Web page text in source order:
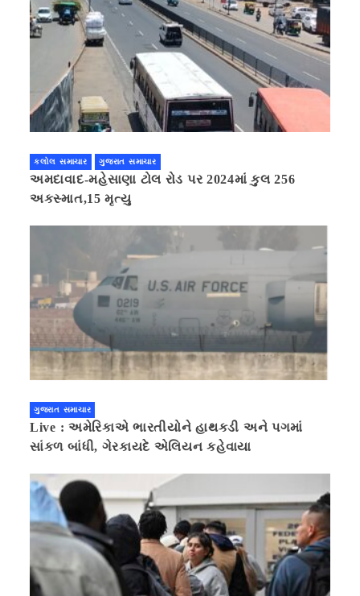
કલોલ સમાચાર ગુજરાત સમાચાર
અમદાવાદ-મહેસાણા ટોલ રોડ પર 2024માં કુલ 256
અકસ્માત,15 મૃત્યુ
ગુજરાત સમાચાર
Live : અમેરિકાએ ભારતીયોને હાથકડી અને પગમાં
સાંકળ બાંધી, ગેરકાયદે એલિયન કહેવાયા